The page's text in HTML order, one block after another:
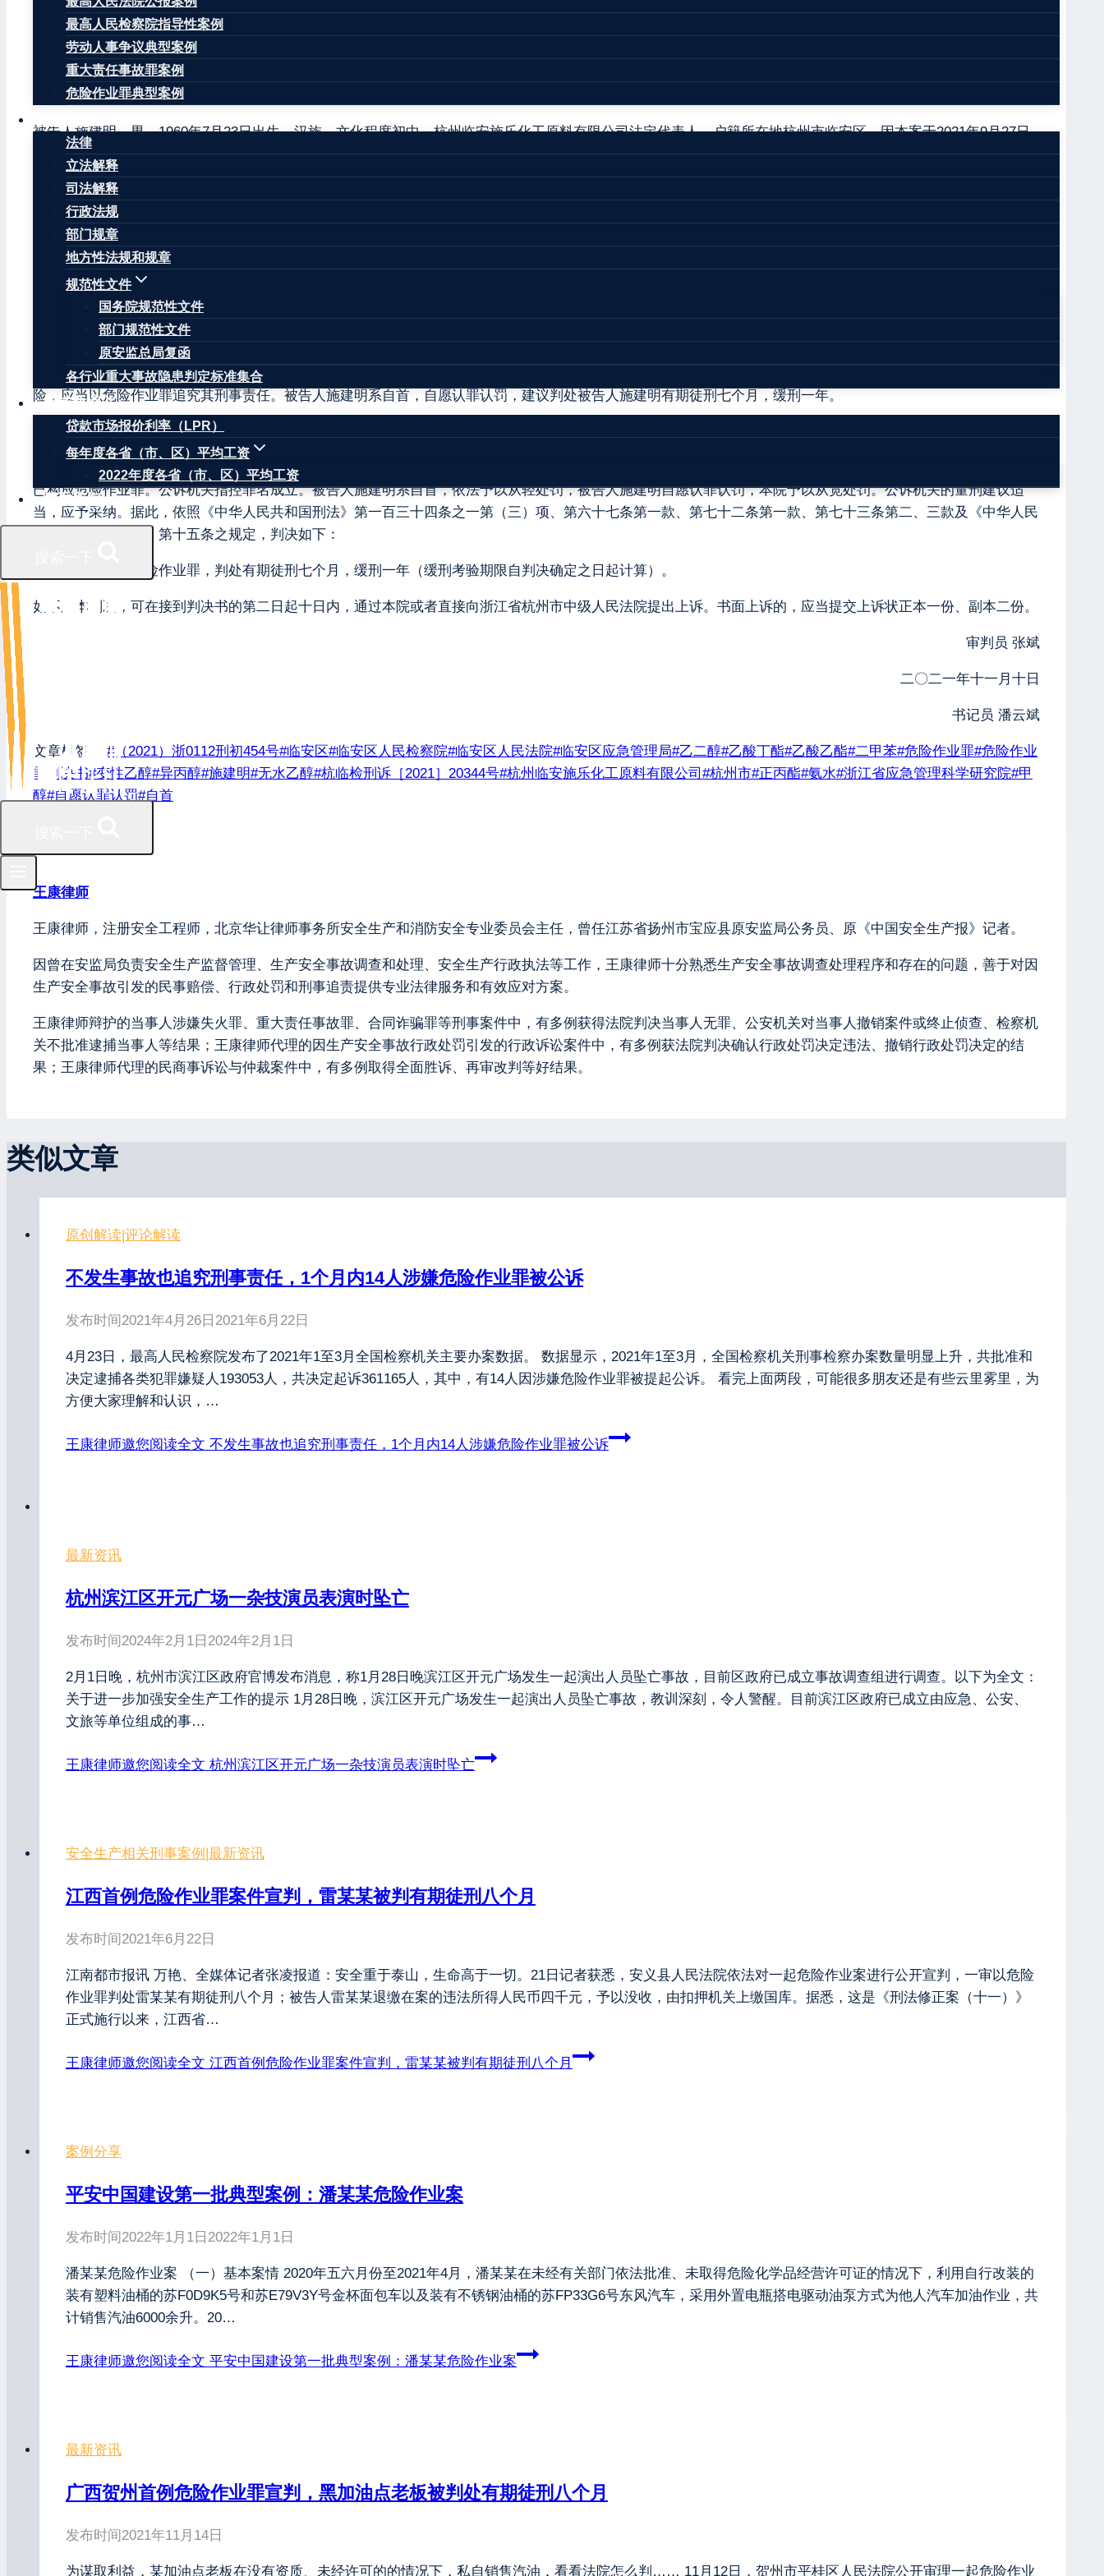
最高人民检察院指导性案例
劳动人事争议典型案例
重大责任事故罪案例
危险作业罪典型案例
法律
立法解释
司法解释
行政法规
部门规章
地方性法规和规章
规范性文件
国务院规范性文件
部门规范性文件
原安监总局复函
各行业重大事故隐患判定标准集合
权威数据
贷款市场报价利率（LPR）
每年度各省（市、区）平均工资
2022年度各省（市、区）平均工资
联系我们
（2021）浙0112刑初454号
公诉机关杭州市临安区人民检察院。
被告人施建明，男，1960年7月23日出生，汉族，文化程度初中，杭州临安施乐化工原料有限公司法定代表人，户籍所在地杭州市临安区。因本案于2021年9月27日
被杭州市公安局临安区分局刑事拘留，同日被取保候审。
杭州市临安区人民检察院以杭临检刑诉［2021］20344号起诉书指控被告人施建明犯危险作业罪，于2021年11月5日向本院提起公诉。本院受理后，依法独任审判，
适用速裁程序公开开庭审理了本案。杭州市临安区人民检察院指派检察员阮非出庭支持公诉，被告人施建明到庭参加诉讼。现已审理终结。
杭州市临安区人民检察院指控，2019年年底至2021年9月，被告人施建明为了杭州临安施乐化工有限公司经营需要，在未取得危险化学品储存许可的情况下，擅自在
临安区天目山镇横塘村横塘岭棋盘山仓库储存危险化学品。该仓库与民宿紧邻，且500米范围内有居民区、国道和高速公路。2021年9月8日，杭州市临安区应急管理
局在该仓库内检查发现无水乙醇、异丙醇、甲醇、变性乙醇、二甲苯、乙二醇、氨水、95％乙醇、乙酸乙酯、正丙酯、乙酸丁酯等化学品372桶。经鉴定，上述化学
品均属于危险化学品。经浙江省应急管理科学研究院风险评估，该危险化学品仓库存在重大事故隐患，具有发生重大伤亡事故的现实风险。案发后，被告人施建明于
2021年9月27日经杭州市公安局临安区分局民警电话通知到案接受调查。
公诉机关认为，被告人施建明违反安全管理规定，未经依法许可，擅自从事危险物品储存的高度危险生产作业，具有发生重大伤亡事故或者其他严重后果的现实危
险，应当以危险作业罪追究其刑事责任。被告人施建明系自首，自愿认罪认罚，建议判处被告人施建明有期徒刑七个月，缓刑一年。
被告人施建明对指控事实、罪名及量刑建议没有异议，同意适用速裁程序且签字具结，在开庭审理过程中亦无异议。
本院认为，被告人施建明在生产、作业中违反有关安全管理规定，未经许可擅自从事危险物品储存的高度危险生产作业，具有发生重大伤亡事故的现实危险，其行为
已构成危险作业罪。公诉机关指控罪名成立。被告人施建明系自首，依法予以从轻处罚，被告人施建明自愿认罪认罚，本院予以从宽处罚。公诉机关的量刑建议适
当，应予采纳。据此，依照《中华人民共和国刑法》第一百三十四条之一第（三）项、第六十七条第一款、第七十二条第一款、第七十三条第二、三款及《中华人民
共和国刑事诉讼法》第十五条之规定，判决如下：
被告人施建明犯危险作业罪，判处有期徒刑七个月，缓刑一年（缓刑考验期限自判决确定之日起计算）。
如不服本判决，可在接到判决书的第二日起十日内，通过本院或者直接向浙江省杭州市中级人民法院提出上诉。书面上诉的，应当提交上诉状正本一份、副本二份。
审判员 张斌
二〇二一年十一月十日
书记员 潘云斌
文章标签： # （2021）浙0112刑初454号#临安区#临安区人民检察院#临安区人民法院#临安区应急管理局#乙二醇#乙酸丁酯#乙酸乙酯#二甲苯#危险作业罪#危险作业
罪判决书#变性乙醇#异丙醇#施建明#无水乙醇#杭临检刑诉［2021］20344号#杭州临安施乐化工原料有限公司 #杭州市#正丙酯#氨水#浙江省应急管理科学研究院#甲
醇#自愿认罪认罚#自首
王康律师
王康律师，注册安全工程师，北京华让律师事务所安全生产和消防安全专业委员会主任，曾任江苏省扬州市宝应县原安监局公务员、原《中国安全生产报》记者。
因曾在安监局负责安全生产监督管理、生产安全事故调查和处理、安全生产行政执法等工作，王康律师十分熟悉生产安全事故调查处理程序和存在的问题，善于对因
生产安全事故引发的民事赔偿、行政处罚和刑事追责提供专业法律服务和有效应对方案。
王康律师辩护的当事人涉嫌失火罪、重大责任事故罪、合同诈骗罪等刑事案件中，有多例获得法院判决当事人无罪、公安机关对当事人撤销案件或终止侦查、检察机
关不批准逮捕当事人等结果；王康律师代理的因生产安全事故行政处罚引发的行政诉讼案件中，有多例获法院判决确认行政处罚决定违法、撤销行政处罚决定的结
果；王康律师代理的民商事诉讼与仲裁案件中，有多例取得全面胜诉、再审改判等好结果。
类似文章
原创解读 评论解读
不发生事故也追究刑事责任，1个月内14人涉嫌危险作业罪被公诉
发布时间 2021年4月26日 2021年6月22日
4月23日，最高人民检察院发布了2021年1至3月全国检察机关主要办案数据。 数据显示，2021年1至3月，全国检察机关刑事检察办案数量明显上升，共批准和
决定逮捕各类犯罪嫌疑人193053人，共决定起诉361165人，其中，有14人因涉嫌危险作业罪被提起公诉。 看完上面两段，可能很多朋友还是有些云里雾里，为
方便大家理解和认识，…
王康律师邀您阅读全文 不发生事故也追究刑事责任，1个月内14人涉嫌危险作业罪被公诉
最新资讯
杭州滨江区开元广场一杂技演员表演时坠亡
发布时间 2024年2月1日 2024年2月1日
2月1日晚，杭州市滨江区政府官博发布消息，称1月28日晚滨江区开元广场发生一起演出人员坠亡事故，目前区政府已成立事故调查组进行调查。以下为全文：
关于进一步加强安全生产工作的提示 1月28日晚，滨江区开元广场发生一起演出人员坠亡事故，教训深刻，令人警醒。目前滨江区政府已成立由应急、公安、
文旅等单位组成的事…
王康律师邀您阅读全文 杭州滨江区开元广场一杂技演员表演时坠亡
安全生产相关刑事案例 最新资讯
江西首例危险作业罪案件宣判，雷某某被判有期徒刑八个月
发布时间 2021年6月22日
江南都市报讯 万艳、全媒体记者张凌报道：安全重于泰山，生命高于一切。21日记者获悉，安义县人民法院依法对一起危险作业案进行公开宣判，一审以危险
作业罪判处雷某某有期徒刑八个月；被告人雷某某退缴在案的违法所得人民币四千元，予以没收，由扣押机关上缴国库。据悉，这是《刑法修正案（十一）》
正式施行以来，江西省…
王康律师邀您阅读全文 江西首例危险作业罪案件宣判，雷某某被判有期徒刑八个月
案例分享
平安中国建设第一批典型案例：潘某某危险作业案
发布时间 2022年1月1日 2022年1月1日
潘某某危险作业案 （一）基本案情 2020年五六月份至2021年4月，潘某某在未经有关部门依法批准、未取得危险化学品经营许可证的情况下，利用自行改装的
装有塑料油桶的苏F0D9K5号和苏E79V3Y号金杯面包车以及装有不锈钢油桶的苏FP33G6号东风汽车，采用外置电瓶搭电驱动油泵方式为他人汽车加油作业，共
计销售汽油6000余升。20…
王康律师邀您阅读全文 平安中国建设第一批典型案例：潘某某危险作业案
最新资讯
广西贺州首例危险作业罪宣判，黑加油点老板被判处有期徒刑八个月
发布时间 2021年11月14日
为谋取利益，某加油点老板在没有资质、未经许可的的情况下，私自销售汽油，看看法院怎么判…… 11月12日，贺州市平桂区人民法院公开审理一起危险作业